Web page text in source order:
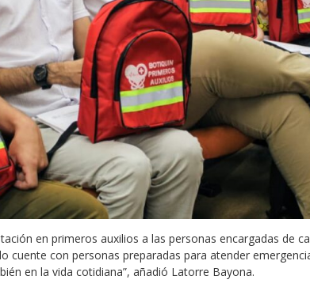
en primeros auxilios a las personas encargadas de
cuente con personas preparadas para atender
en la vida cotidiana”, añadió Latorre Bayona.